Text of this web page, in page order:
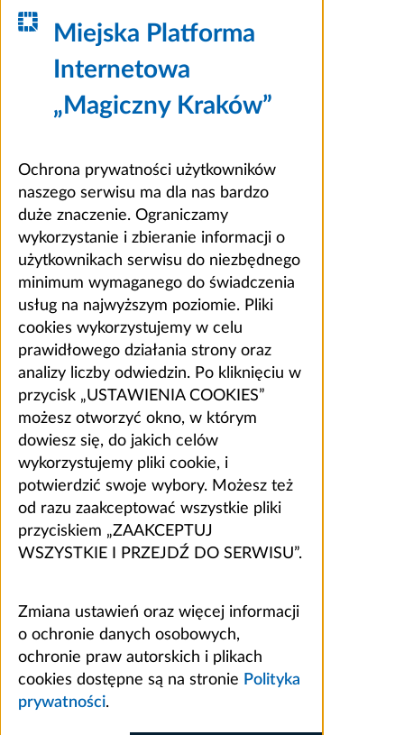
Miejska Platforma
Internetowa
„Magiczny Kraków”
Ochrona prywatności użytkowników
naszego serwisu ma dla nas bardzo
duże znaczenie. Ograniczamy
wykorzystanie i zbieranie informacji o
użytkownikach serwisu do niezbędnego
minimum wymaganego do świadczenia
usług na najwyższym poziomie. Pliki
cookies wykorzystujemy w celu
prawidłowego działania strony oraz
analizy liczby odwiedzin. Po kliknięciu w
przycisk „USTAWIENIA COOKIES”
możesz otworzyć okno, w którym
dowiesz się, do jakich celów
wykorzystujemy pliki cookie, i
potwierdzić swoje wybory. Możesz też
od razu zaakceptować wszystkie pliki
przyciskiem „ZAAKCEPTUJ
WSZYSTKIE I PRZEJDŹ DO SERWISU”.
Zmiana ustawień oraz więcej informacji
o ochronie danych osobowych,
ochronie praw autorskich i plikach
cookies dostępne są na stronie Polityka
prywatności.